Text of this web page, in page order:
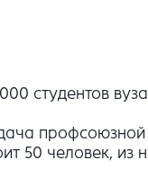
студентов
50 человек, из